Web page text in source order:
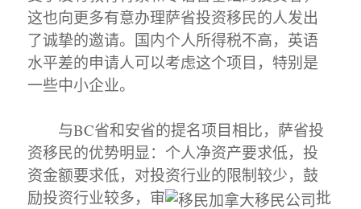
这也向更多有意办理萨省投资移民的人发出
了诚挚的邀请。国内个人所得税不高，英语
水平差的申请人可以考虑这个项目，特别是
一些中小企业。
与BC省和安省的提名项目相比，萨省投
资移民的优势明显：个人净资产要求低，投
资金额要求低，对投资行业的限制较少，鼓
励投资行业较多，审
批